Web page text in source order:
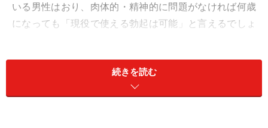
いる男性はおり、肉体的・精神的に問題がなければ何歳
になっても「現役で使える勃起は可能」と言えるでしょ
しかし、精神的・肉体的な問題により性欲の低下やEDな
どを引き起こしてしまうケースが多くの年代で増えてい
続きを読む